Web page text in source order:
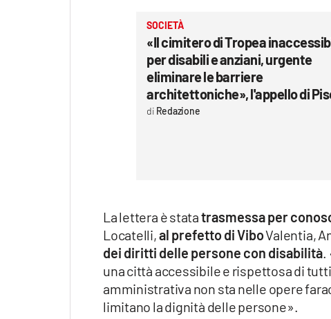
SOCIETÀ
«Il cimitero di Tropea
per disabili e anziani, urgente
eliminare le barriere
architettoniche», l'appello di
Redazione
La lettera è statatrasmessa per
Locatelli,al prefetto di ViboValentia,
dei diritti delle persone con disabilità.
una città accessibile e rispettosa di
amministrativa non sta nelle opere
limitano la dignità delle persone».